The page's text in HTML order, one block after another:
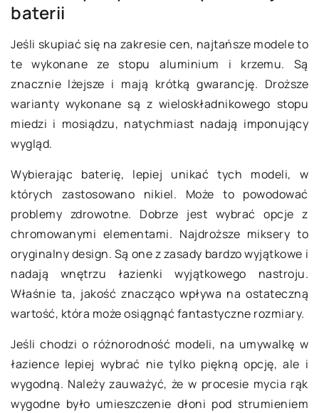
baterii
Jeśli skupiać się na zakresie cen, najtańsze modele to
te wykonane ze stopu aluminium i krzemu. Są
znacznie lżejsze i mają krótką gwarancję. Droższe
warianty wykonane są z wieloskładnikowego stopu
miedzi i mosiądzu, natychmiast nadają imponujący
wygląd.
Wybierając baterię, lepiej unikać tych modeli, w
których zastosowano nikiel. Może to powodować
problemy zdrowotne. Dobrze jest wybrać opcje z
chromowanymi elementami. Najdroższe miksery to
oryginalny design. Są one z zasady bardzo wyjątkowe i
nadają wnętrzu łazienki wyjątkowego nastroju.
Właśnie ta, jakość znacząco wpływa na ostateczną
wartość, która może osiągnąć fantastyczne rozmiary.
Jeśli chodzi o różnorodność modeli, na umywalkę w
łazience lepiej wybrać nie tylko piękną opcję, ale i
wygodną. Należy zauważyć, że w procesie mycia rąk
wygodne było umieszczenie dłoni pod strumieniem